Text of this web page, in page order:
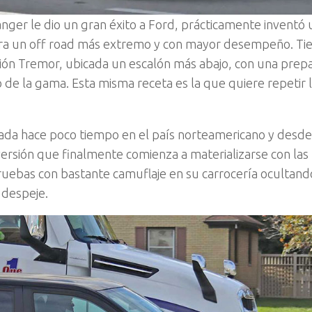
le dio un gran éxito a Ford, prácticamente inventó
un off road más extremo y con mayor desempeño.
Tremor, ubicada un escalón más abajo, con una
la gama. Esta misma receta es la que quiere repetir
hace poco tiempo en el país norteamericano y
que finalmente comienza a materializarse con
con bastante camuflaje en su carrocería